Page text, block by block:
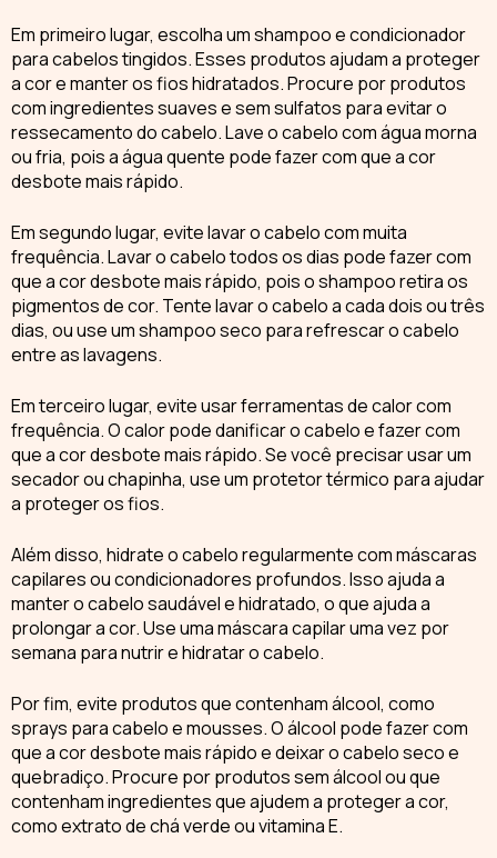
Em primeiro lugar, escolha um shampoo e condicionador
para cabelos tingidos. Esses produtos ajudam a proteger
a cor e manter os fios hidratados. Procure por produtos
com ingredientes suaves e sem sulfatos para evitar o
ressecamento do cabelo. Lave o cabelo com água morna
ou fria, pois a água quente pode fazer com que a cor
desbote mais rápido.
Em segundo lugar, evite lavar o cabelo com muita
frequência. Lavar o cabelo todos os dias pode fazer com
que a cor desbote mais rápido, pois o shampoo retira os
pigmentos de cor. Tente lavar o cabelo a cada dois ou três
dias, ou use umshampoo seco para refrescar o cabelo
entre as lavagens.
Em terceiro lugar, evite usar ferramentas de calor com
frequência. O calor pode danificar o cabelo e fazer com
que a cor desbote mais rápido. Se você precisar usar um
secador ou chapinha, use um protetor térmico para ajudar
a proteger os fios.
Além disso, hidrate o cabelo regularmente commáscaras
capilaresou condicionadores profundos. Isso ajuda a
manter o cabelo saudável e hidratado, o que ajuda a
prolongar a cor. Use uma máscara capilar uma vez por
semana para nutrir e hidratar o cabelo.
Por fim, evite produtos que contenham álcool, como
sprays para cabelo e mousses. O álcool pode fazer com
que a cor desbote mais rápido e deixar o cabelo seco e
quebradiço. Procure por produtos sem álcool ou que
contenham ingredientes que ajudem a proteger a cor,
como extrato de chá verde ou vitamina E.